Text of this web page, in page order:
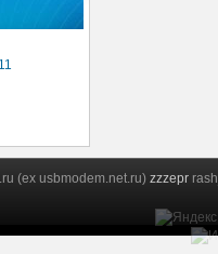
(ex usbmodem.net.ru) zzzepr